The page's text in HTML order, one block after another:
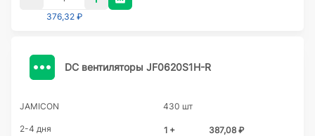
376,32 ₽
DC вентиляторы JF0620S1H-R
JAMICON 430 шт
2-4 дня 1 +
387,08 ₽